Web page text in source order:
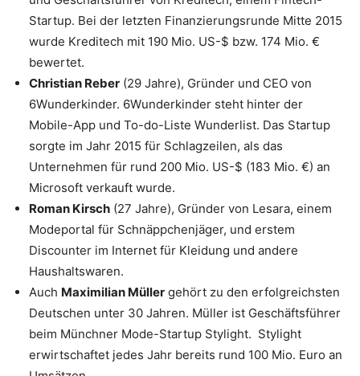
Startup. Bei der letzten Finanzierungsrunde Mitte 2015
wurde Kreditech mit 190 Mio. US-$ bzw. 174 Mio. €
bewertet.
Christian Reber (29 Jahre), Gründer und CEO von
6Wunderkinder. 6Wunderkinder steht hinter der
Mobile-App und To-do-Liste Wunderlist. Das Startup
sorgte im Jahr 2015 für Schlagzeilen, als das
Unternehmen für rund 200 Mio. US-$ (183 Mio. €) an
Microsoft verkauft wurde.
Roman Kirsch (27 Jahre), Gründer von Lesara, einem
Modeportal für Schnäppchenjäger, und erstem
Discounter im Internet für Kleidung und andere
Haushaltswaren.
Auch Maximilian Müller gehört zu den erfolgreichsten
Deutschen unter 30 Jahren. Müller ist Geschäftsführer
beim Münchner Mode-Startup Stylight. Stylight
erwirtschaftet jedes Jahr bereits rund 100 Mio. Euro an